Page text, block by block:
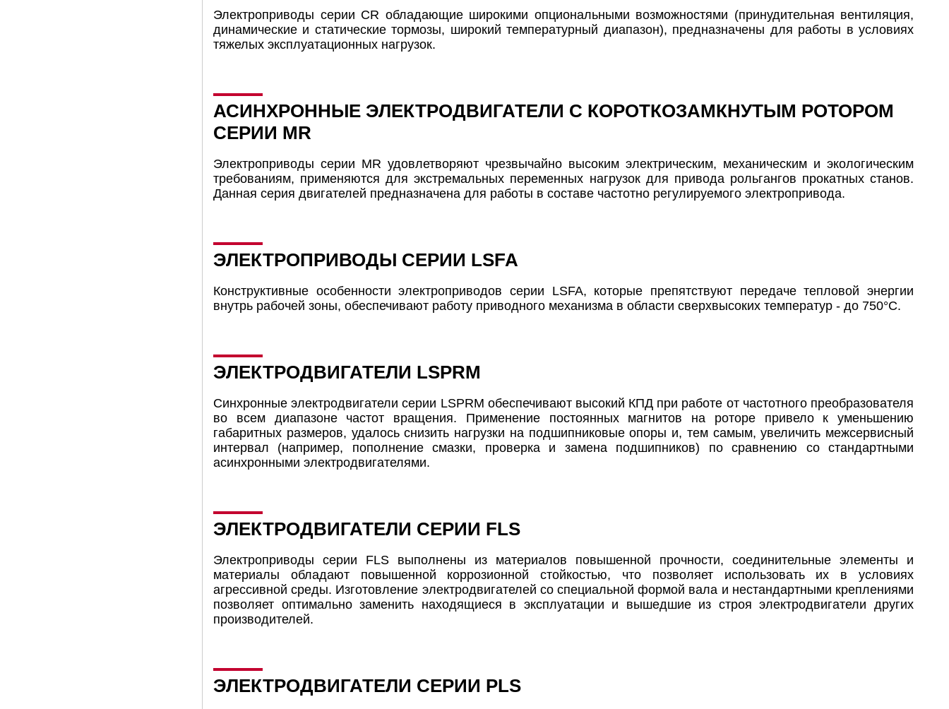
Электроприводы серии CR обладающие широкими опциональными возможностями (принудительная вентиляция,
динамические и статические тормозы, широкий температурный диапазон), предназначены для работы в условиях
тяжелых эксплуатационных нагрузок.
АСИНХРОННЫЕ ЭЛЕКТРОДВИГАТЕЛИ С КОРОТКОЗАМКНУТЫМ РОТОРОМ
СЕРИИ MR
Электроприводы серии MR удовлетворяют чрезвычайно высоким электрическим, механическим и экологическим
требованиям, применяются для экстремальных переменных нагрузок для привода рольгангов прокатных станов.
Данная серия двигателей предназначена для работы в составе частотно регулируемого электропривода.
ЭЛЕКТРОПРИВОДЫ СЕРИИ LSFA
Конструктивные особенности электроприводов серии LSFA, которые препятствуют передаче тепловой энергии
внутрь рабочей зоны, обеспечивают работу приводного механизма в области сверхвысоких температур - до 750°С.
ЭЛЕКТРОДВИГАТЕЛИ LSPRM
Синхронные электродвигатели серии LSPRM обеспечивают высокий КПД при работе от частотного преобразователя
во всем диапазоне частот вращения. Применение постоянных магнитов на роторе привело к уменьшению
габаритных размеров, удалось снизить нагрузки на подшипниковые опоры и, тем самым, увеличить межсервисный
интервал (например, пополнение смазки, проверка и замена подшипников) по сравнению со стандартными
асинхронными электродвигателями.
ЭЛЕКТРОДВИГАТЕЛИ СЕРИИ FLS
Электроприводы серии FLS выполнены из материалов повышенной прочности, соединительные элементы и
материалы обладают повышенной коррозионной стойкостью, что позволяет использовать их в условиях
агрессивной среды. Изготовление электродвигателей со специальной формой вала и нестандартными креплениями
позволяет оптимально заменить находящиеся в эксплуатации и вышедшие из строя электродвигатели других
производителей.
ЭЛЕКТРОДВИГАТЕЛИ СЕРИИ PLS